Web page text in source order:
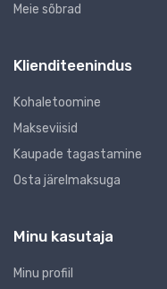
Meie sõbrad
Klienditeenindus
Kohaletoomine
Makseviisid
Kaupade tagastamine
Osta järelmaksuga
Minu kasutaja
Minu profiil